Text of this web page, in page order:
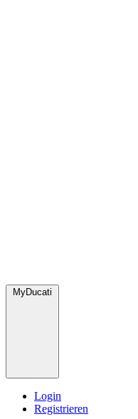
MyDucati
Login
Registrieren